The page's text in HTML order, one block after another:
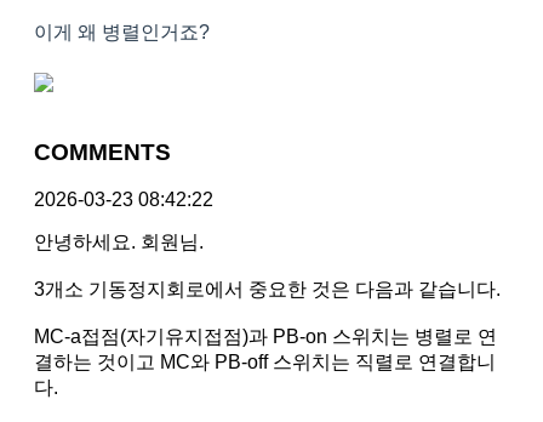
이게 왜 병렬인거죠?
COMMENTS
2026-03-23 08:42:22
안녕하세요. 회원님.
3개소 기동정지회로에서 중요한 것은 다음과 같습니다.
MC-a접점(자기유지접점)과 PB-on 스위치는 병렬로 연
결하는 것이고 MC와 PB-off 스위치는 직렬로 연결합니
다.